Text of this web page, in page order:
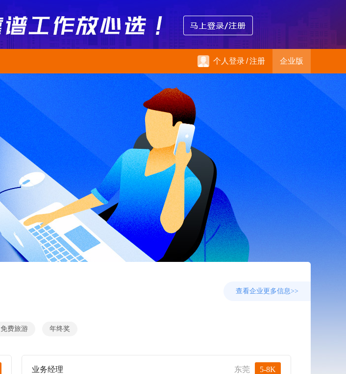
个人登录/注册 企业版
免费旅游 年终奖
业务经理 东莞 5-8K
查看企业更多信息>>